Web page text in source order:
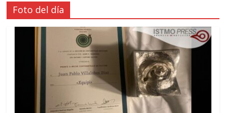
Foto del día